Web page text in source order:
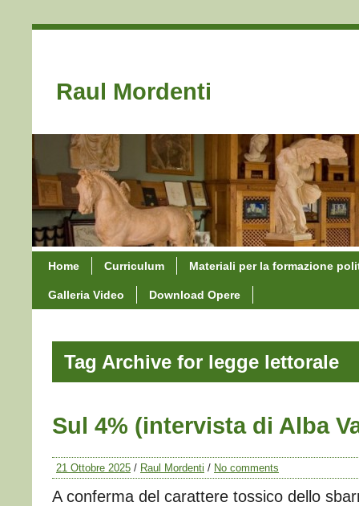
Raul Mordenti
Home Curriculum Materiali per la formazione
Galleria Video Download Opere
Tag Archive for legge lettorale
Sul 4% (intervista di Alba
21 Ottobre 2025 / Raul Mordenti / No comments
A conferma del carattere tossico dello